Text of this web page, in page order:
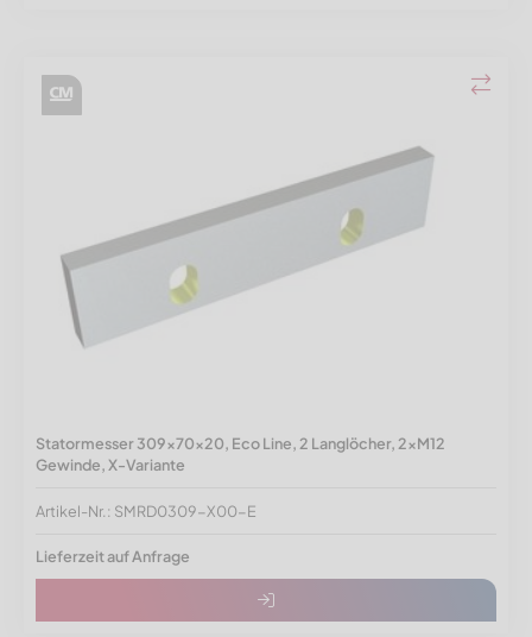
Statormesser 309x70x20, Eco Line, 2 Langlöcher, 2xM12
Gewinde, X-Variante
Artikel-Nr.: SMRD0309-X00-E
Lieferzeit auf Anfrage